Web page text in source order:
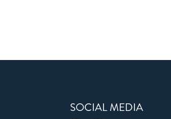
SOCIAL MEDIA